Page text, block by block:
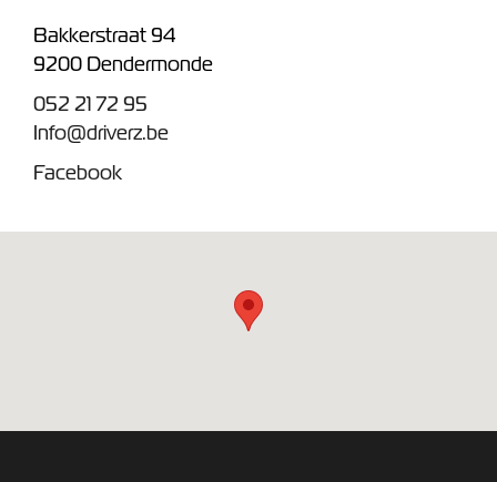
Bakkerstraat 94
9200 Dendermonde
052 21 72 95
Info@driverz.be
Facebook